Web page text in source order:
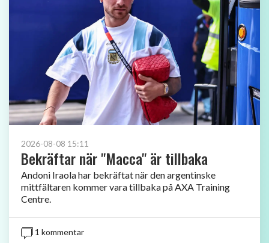
2026-08-08 15:11
Bekräftar när "Macca" är tillbaka
Andoni Iraola har bekräftat när den argentinske
mittfältaren kommer vara tillbaka på AXA Training
Centre.
1 kommentar